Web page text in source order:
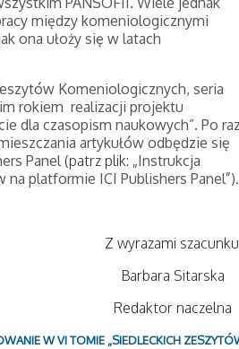
między komeniologicznymi
ona ułoży się w latach
Komeniologicznych, seria
rokiem realizacji projektu
dla czasopism naukowych”. Po
artykułów odbędzie się
Panel(patrz plik: „Instrukcja
na platformie ICI Publishers Panel”).
Z wyrazami
Barbara
Redaktor
W VI TOMIE „SIEDLECKICH